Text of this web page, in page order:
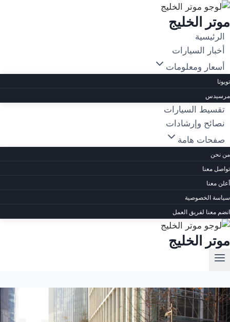
التجاوز
إلى
المحتوى
موتر الخليج
الرئيسية
أخبار السيارات
أسعار ومعلومات
تويوتا
مرسيدس
تقسيط السيارات
نصائح وإرشادات
صفحات هامة
من نحن
تواصل معنا
أعلن معنا
سياسة الخصوصية
انضم معنا لفريق العمل
موتر الخليج